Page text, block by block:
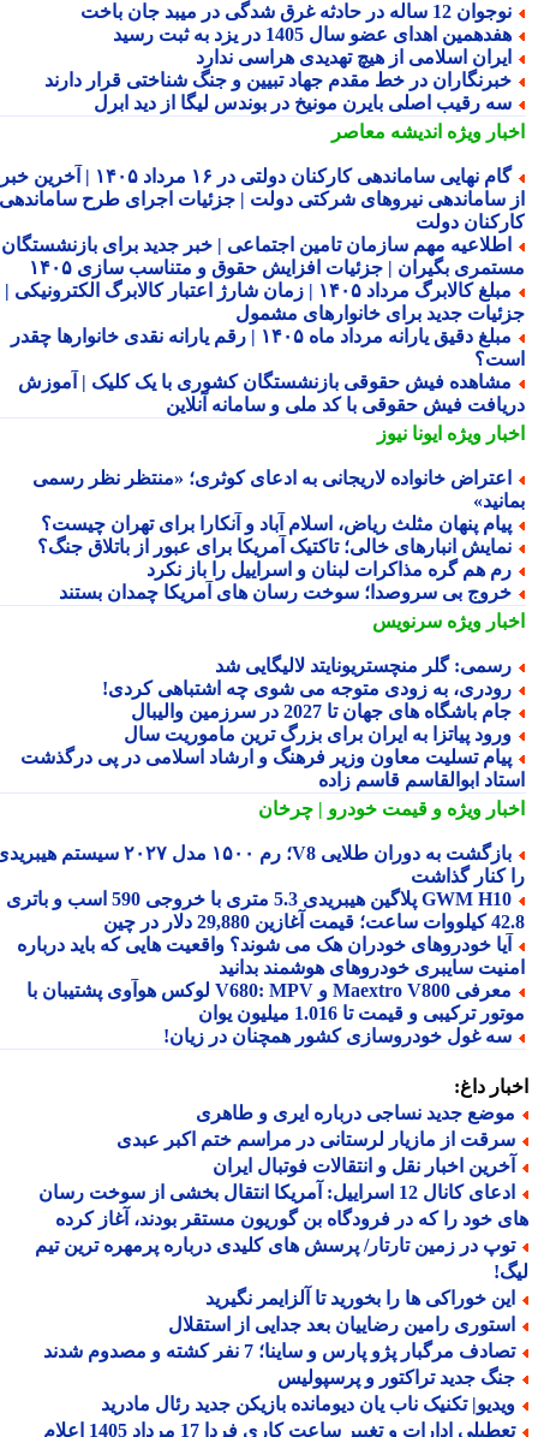
12 ساله در حادثه غرق شدگی در میبد جان باخت
اهدای عضو سال 1405 در یزد به ثبت رسید
اسلامی از هیچ تهدیدی هراسی ندارد
در خط مقدم جهاد تبیین و جنگ شناختی قرار دارند
رقیب اصلی بایرن مونیخ در بوندس لیگا از دید ابرل
ویژهاندیشه معاصر
گام نهایی ساماندهی کارکنان دولتی در ۱۶ مرداد ۱۴۰۵ | آخرین خبر
ساماندهی نیروهای شرکتی دولت | جزئیات اجرای طرح ساماندهی
دولت
مهم سازمان تامین اجتماعی | خبر جدید برای بازنشستگان و
بگیران | جزئیات افزایش حقوق و متناسب سازی ۱۴۰۵
مبلغ کالابرگ مرداد ۱۴۰۵ | زمان شارژ اعتبار کالابرگ الکترونیکی |
جدید برای خانوارهای مشمول
مبلغ دقیق یارانه مرداد ماه ۱۴۰۵ | رقم یارانه نقدی خانوارها چقدر
فیش حقوقی بازنشستگان کشوری با یک کلیک | آموزش
فیش حقوقی با کد ملی و سامانه آنلاین
ویژهایونا نیوز
خانواده لاریجانی به ادعای کوثری؛ «منتظر نظر رسمی
پنهان مثلث ریاض، اسلام آباد و آنکارا برای تهران چیست؟
انبارهای خالی؛ تاکتیک آمریکا برای عبور از باتلاق جنگ؟
هم گره مذاکرات لبنان و اسراییل را باز نکرد
بی سروصدا؛ سوخت رسان های آمریکا چمدان بستند
ویژهسرنویس
گلر منچستریونایتد لالیگایی شد
به زودی متوجه می شوی چه اشتباهی کردی!
باشگاه های جهان تا 2027 در سرزمین والیبال
پیاتزا به ایران برای بزرگ ترین ماموریت سال
تسلیت معاون وزیر فرهنگ و ارشاد اسلامی در پی درگذشت
ابوالقاسم قاسم زاده
ویژهو قیمت خودرو | چرخان
بازگشت به دوران طلایی V8؛ رم ۱۵۰۰ مدل ۲۰۲۷ سیستم هیبریدی
کنار گذاشت
GWM H10 پلاگین هیبریدی 5.3 متری با خروجی 590 اسب و باتری
29,880 دلار در چین
خودروهای خودران هک می شوند؟ واقعیت هایی که باید درباره
سایبری خودروهای هوشمند بدانید
معرفی Maextro V800 و V680: MPV لوکس هوآوی پشتیبان با
ترکیبی و قیمت تا 1.016 میلیون یوان
غول خودروسازی کشور همچنان در زیان!
داغ:
جدید نساجی درباره ایری و طاهری
از مازیار لرستانی در مراسم ختم اکبر عبدی
اخبار نقل و انتقالات فوتبال ایران
ادعای کانال 12 اسراییل: آمریکا انتقال بخشی از سوخت رسان
خود را که در فرودگاه بن گوریون مستقر بودند، آغاز کرده
در زمین تارتار/ پرسش های کلیدی درباره پرمهره ترین تیم
خوراکی ها را بخورید تا آلزایمر نگیرید
رامین رضاییان بعد جدایی از استقلال
مرگبار پژو پارس و ساینا؛ 7 نفر کشته و مصدوم شدند
جدید تراکتور و پرسپولیس
تکنیک ناب یان دیومانده بازیکن جدید رئال مادرید
تعطیلی ادارات و تغییر ساعت کاری فردا 17 مرداد 1405 اعلام